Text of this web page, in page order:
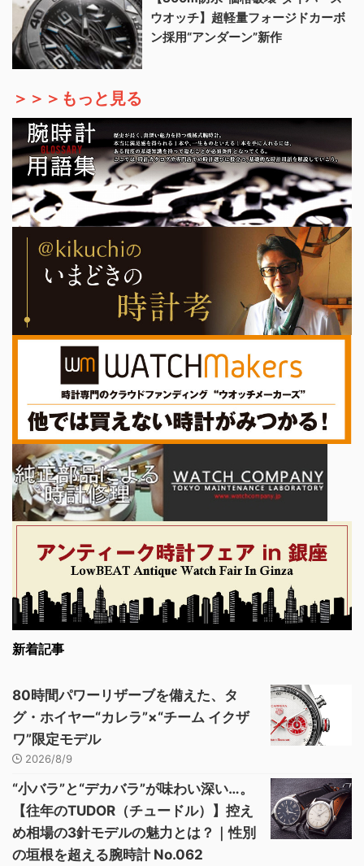
ウオッチ】超軽量フォージドカーボ
ン採用“アンダーン”新作
＞＞＞もっと見る
新着記事
80時間パワーリザーブを備えた、タ
グ・ホイヤー“カレラ”×“チーム イクザ
ワ”限定モデル
2026/8/9
“小バラ”と“デカバラ”が味わい深い…。
【往年のTUDOR（チュードル）】控え
め相場の3針モデルの魅力とは？｜性別
の垣根を超える腕時計 No.062